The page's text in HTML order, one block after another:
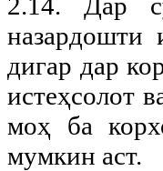
назардошти
дигар дар
истеҳсолот
моҳ ба
мумкин аст.